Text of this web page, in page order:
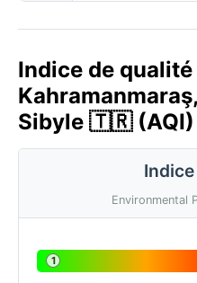
Indice de
Sibyle 🇹🇷 (AQI)
Indice
Environmental
1